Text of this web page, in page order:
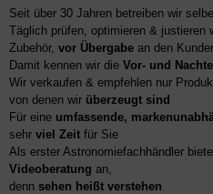
Seit über 30 Jahren betreiben wir
Täglich prüfen, optimieren & justieren
Zubehör, vor Übergabe an den
Damit kennen wir die Vor- und
Wir verkaufen & empfehlen nur
von denen wir überzeugt sind
Für eine umfassende,
sehr viel Zeit für Sie
Als erster Astronomiefachhändler
Videoberatung an,
denn sehen heißt verstehen